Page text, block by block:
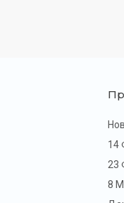
14
23
8